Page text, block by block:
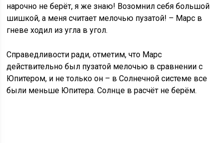
нарочно не берёт, я же знаю! Возомнил себя большой
шишкой, а меня считает мелочью пузатой! – Марс в
гневе ходил из угла в угол.
Справедливости ради, отметим, что Марс
действительно был пузатой мелочью в сравнении с
Юпитером, и не только он – в Солнечной системе все
были меньше Юпитера. Солнце в расчёт не берём.